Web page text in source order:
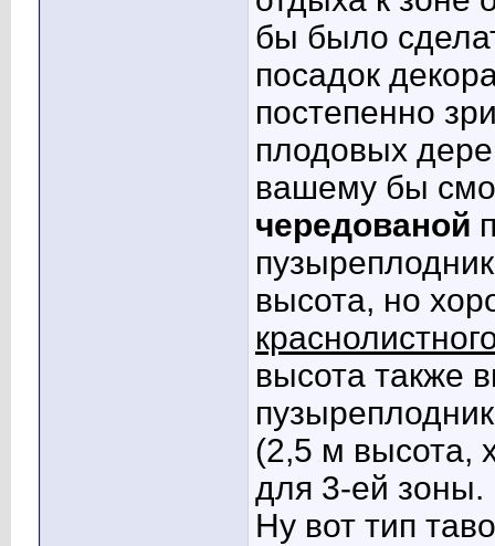
бы было
посадок
постепенно
плодовых
вашему бы
чередованой
высота, но
высота также
(2,5 м высота,
для 3-ей зоны.
Ну вот тип